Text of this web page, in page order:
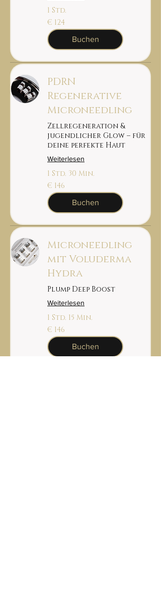
1 Std.
124
euro
€ 124
Buchen
PDRN
Regenerative
Microneedling
Zellregeneration &
jugendlicher Glow – für
deine perfekte Haut
Weiterlesen
1 Std. 30 Min.
146
euro
€ 146
Buchen
Microneedling
mit Voluderma
Hydra
Plump Deep Boost
Weiterlesen
1 Std. 15 Min.
146
euro
€ 146
Buchen